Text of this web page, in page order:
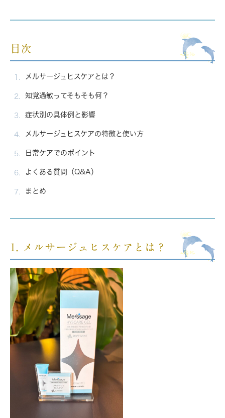
目次
メルサージュヒスケアとは？
知覚過敏ってそもそも何？
症状別の具体例と影響
メルサージュヒスケアの特徴と使い方
日常ケアでのポイント
よくある質問（Q&A）
まとめ
1. メルサージュヒスケアとは？